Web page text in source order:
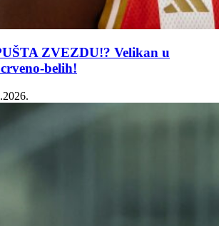
ZVEZDU!? Velikan u
belih!